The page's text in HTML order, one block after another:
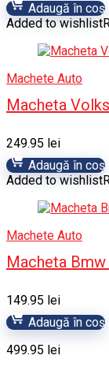
Adaugă în coș
Added to wishlist
Machete Auto
Macheta
249.95 lei
Adaugă în coș
Added to wishlist
Machete Auto
Macheta
149.95 lei
Adaugă în coș
499.95 lei